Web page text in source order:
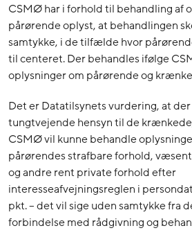
CSMØ har i forhold til behandling af
pårørende oplyst, at behandlingen
samtykke, i de tilfælde hvor
til centeret. Der behandles ifølge
oplysninger om pårørende og
Det er Datatilsynets vurdering, at
tungtvejende hensyn til de
CSMØ vil kunne behandle
pårørendes strafbare forhold,
og andre rent private forhold efter
interesseafvejningsreglen i
pkt. – det vil sige uden samtykke fra
forbindelse med rådgivning og